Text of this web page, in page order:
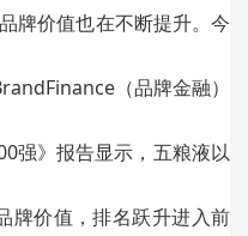
牌价值也在不断提升。今
（品牌金融）
强》报告显示，五粮液以
牌价值，排名跃升进入前